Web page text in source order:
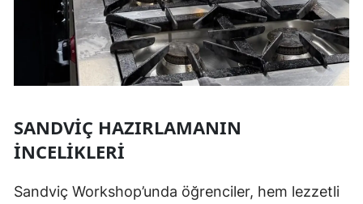
SANDVIÇ HAZIRLAMANIN
İNCELIKLERI
Sandviç Workshop’unda öğrenciler, hem lezzetli